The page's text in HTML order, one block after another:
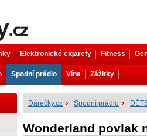
Elektronické cigarety Fitness
Spodní prádlo Vína Zážitky
Dárečky.cz Spodní prádlo
Wonderland povlak